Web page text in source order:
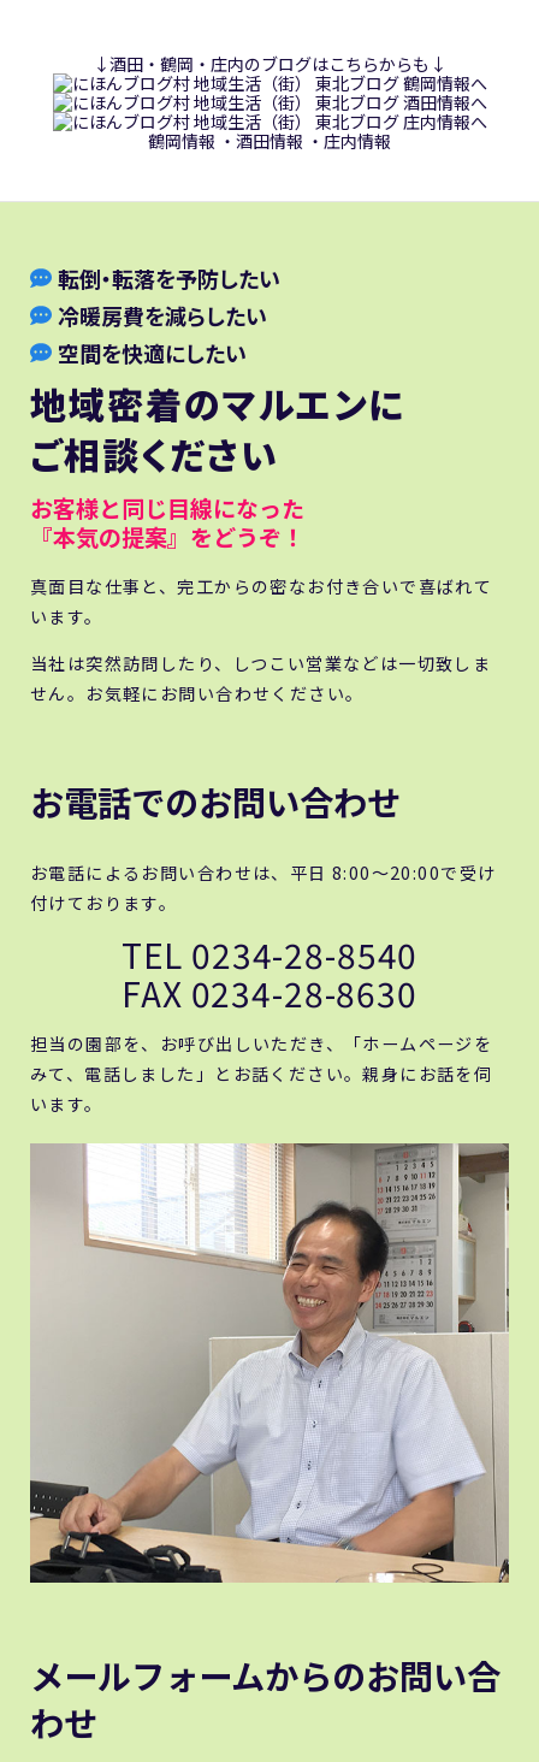
↓酒田・鶴岡・庄内のブログはこちらからも↓
鶴岡情報 ・ 酒田情報 ・ 庄内情報
転倒・転落を予防したい
冷暖房費を減らしたい
空間を快適にしたい
地域密着のマルエンに
ご相談ください
お客様と同じ目線になった
『本気の提案』をどうぞ！
真面目な仕事と、完工からの密なお付き合いで喜ばれて
います。
当社は突然訪問したり、しつこい営業などは一切致しま
せん。お気軽にお問い合わせください。
お電話でのお問い合わせ
お電話によるお問い合わせは、平日 8:00～20:00で受け
付けております。
TEL 0234-28-8540
FAX 0234-28-8630
担当の園部を、お呼び出しいただき、「ホームページを
みて、電話しました」とお話ください。親身にお話を伺
います。
メールフォームからのお問い合
わせ